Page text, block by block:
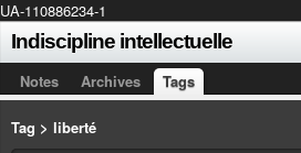
UA-110886234-1
Indiscipline intellectuelle
Notes Archives Tags
Tag > liberté